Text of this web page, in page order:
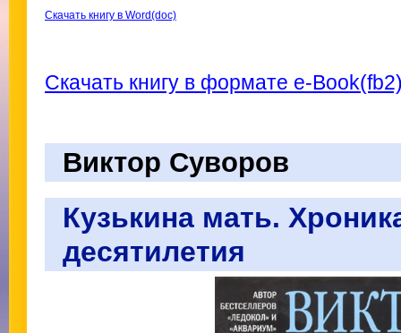
Скачать книгу в Word(doc)
Скачать книгу в формате e-
Виктор Суворов
Кузькина мать.
десятилетия